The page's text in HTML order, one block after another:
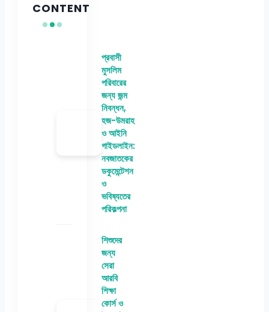
CONTENT
প্রবাসী
মুসলিম
পরিবারের
জন্য জন্ম
নিবন্ধন,
হজ-উমরাহ
ও আইনি
গাইডলাইন:
নবজাতকের
ডকুমেন্টেশন
ও
ভবিষ্যতের
পরিকল্পনা
শিশুদের
জন্য
সেরা
আরবি
শিক্ষা
কোর্স ও